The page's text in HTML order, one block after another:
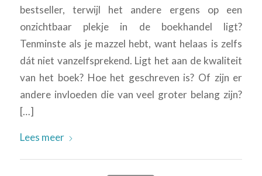
bestseller, terwijl het andere ergens op een
onzichtbaar plekje in de boekhandel ligt?
Tenminste als je mazzel hebt, want helaas is zelfs
dát niet vanzelfsprekend. Ligt het aan de kwaliteit
van het boek? Hoe het geschreven is? Of zijn er
andere invloeden die van veel groter belang zijn?
[…]
Lees meer